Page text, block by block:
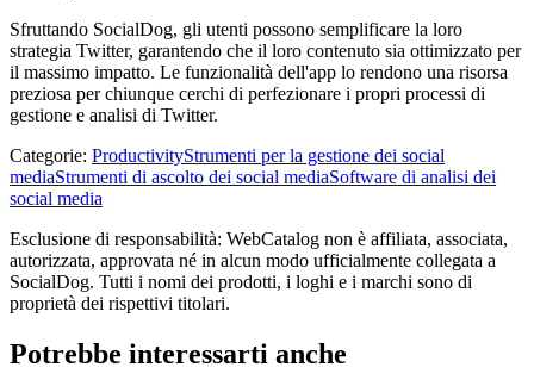
Sfruttando SocialDog, gli utenti possono semplificare la loro
strategia Twitter, garantendo che il loro contenuto sia ottimizzato per
il massimo impatto. Le funzionalità dell'app lo rendono una risorsa
preziosa per chiunque cerchi di perfezionare i propri processi di
gestione e analisi di Twitter.
Categorie: ProductivityStrumenti per la gestione dei social
mediaStrumenti di ascolto dei social mediaSoftware di analisi dei
social media
Esclusione di responsabilità: WebCatalog non è affiliata, associata,
autorizzata, approvata né in alcun modo ufficialmente collegata a
SocialDog. Tutti i nomi dei prodotti, i loghi e i marchi sono di
proprietà dei rispettivi titolari.
Potrebbe interessarti anche